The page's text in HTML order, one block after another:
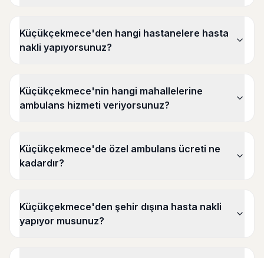
Küçükçekmece'den hangi hastanelere hasta
nakli yapıyorsunuz?
Küçükçekmece'nin hangi mahallelerine
ambulans hizmeti veriyorsunuz?
Küçükçekmece'de özel ambulans ücreti ne
kadardır?
Küçükçekmece'den şehir dışına hasta nakli
yapıyor musunuz?